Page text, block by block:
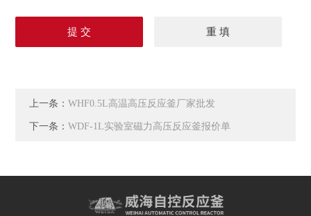
上一条：WHF0.5L高温高压反应釜厂家批发
下一条：WDF-1L实验室磁力高压反应釜报价单